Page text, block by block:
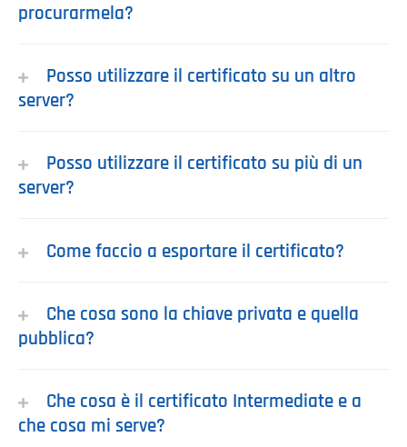
procurarmela?
Posso utilizzare il certificato su un altro
server?
Posso utilizzare il certificato su più di un
server?
Come faccio a esportare il certificato?
Che cosa sono la chiave privata e quella
pubblica?
Che cosa è il certificato Intermediate e a
che cosa mi serve?